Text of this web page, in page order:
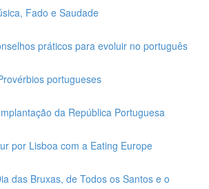
Fado e Saudade
práticos para evoluir no português
portugueses
da República Portuguesa
por Lisboa com a Eating Europe
das Bruxas, de Todos os Santos e o